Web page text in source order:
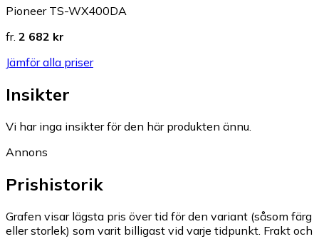
Pioneer TS-WX400DA
fr. 2 682 kr
Jämför alla priser
Insikter
Vi har inga insikter för den här produkten ännu.
Annons
Prishistorik
Grafen visar lägsta pris över tid för den variant (såsom färg
eller storlek) som varit billigast vid varje tidpunkt. Frakt och